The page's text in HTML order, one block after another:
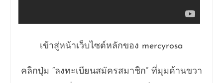
เข้าสู่หน้าเว็บไซต์หลักของ mercyrosa
คลิกปุ่ม “ลงทะเบียนสมัครสมาชิก” ที่มุมด้านขวา